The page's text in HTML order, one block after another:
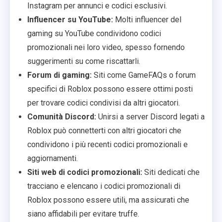
Instagram per annunci e codici esclusivi.
Influencer su YouTube: Molti influencer del
gaming su YouTube condividono codici
promozionali nei loro video, spesso fornendo
suggerimenti su come riscattarli.
Forum di gaming: Siti come GameFAQs o forum
specifici di Roblox possono essere ottimi posti
per trovare codici condivisi da altri giocatori.
Comunità Discord: Unirsi a server Discord legati a
Roblox può connetterti con altri giocatori che
condividono i più recenti codici promozionali e
aggiornamenti.
Siti web di codici promozionali: Siti dedicati che
tracciano e elencano i codici promozionali di
Roblox possono essere utili, ma assicurati che
siano affidabili per evitare truffe.